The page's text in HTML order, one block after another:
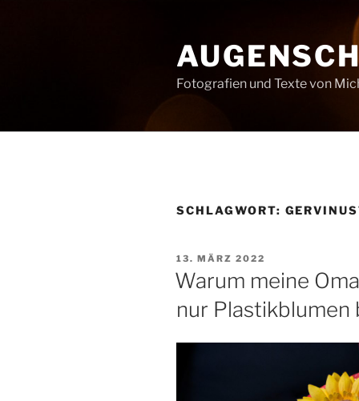
Fotografien und Texte von
SCHLAGWORT:
VERÖFFENTLICHT
AM
13. MÄRZ 2022
Warum meine
nur Plastikblumen